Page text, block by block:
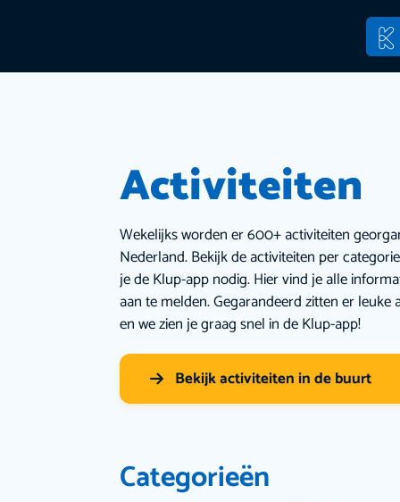
Activiteiten
Wekelijks worden er 600+ activiteiten
Nederland. Bekijk de activiteiten per
je de Klup-app nodig. Hier vind je alle
aan te melden. Gegarandeerd zitten er
en we zien je graag snel in de Klup-app!
Bekijk activiteiten in de buurt
Categorieën